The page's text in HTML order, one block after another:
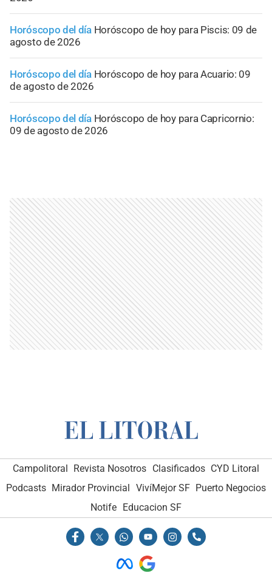
Horóscopo del día Horóscopo de hoy para Piscis: 09 de
agosto de 2026
Horóscopo del día Horóscopo de hoy para Acuario: 09
de agosto de 2026
Horóscopo del día Horóscopo de hoy para Capricornio:
09 de agosto de 2026
Campolitoral Revista Nosotros Clasificados CYD Litoral
Podcasts Mirador Provincial VivíMejor SF Puerto Negocios
Notife Educacion SF